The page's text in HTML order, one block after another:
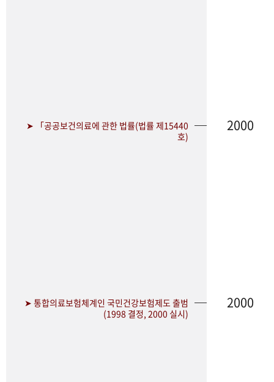
➤ 「공공보건의료에 관한 법률(법률 제15440
호)
2000
➤ 통합의료보험체계인 국민건강보험제도 출범
(1998 결정, 2000 실시)
2000